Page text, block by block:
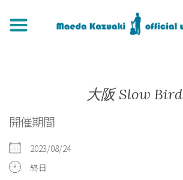
大阪 Slow Bird
開催期間
2023/08/24
終日